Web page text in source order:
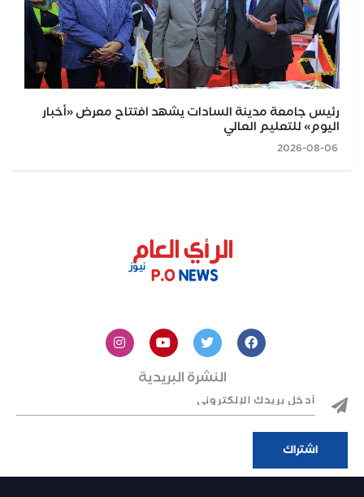
رئيس جامعة مدينة السادات يشهد افتتاح معرض «أخبار
اليوم» للتعليم العالي
النشرة البريدية